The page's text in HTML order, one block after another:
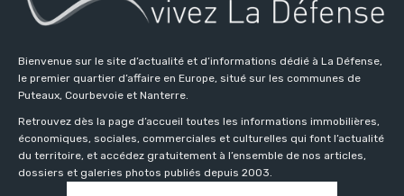
Bienvenue sur le site d’actualité et d’informations dédié à La Défense,
le premier quartier d’affaire en Europe, situé sur les communes de
Puteaux, Courbevoie et Nanterre.
Retrouvez dès la page d’accueil toutes les informations immobilières,
économiques, sociales, commerciales et culturelles qui font l’actualité
du territoire, et accédez gratuitement à l’ensemble de nos articles,
dossiers et galeries photos publiés depuis 2003.